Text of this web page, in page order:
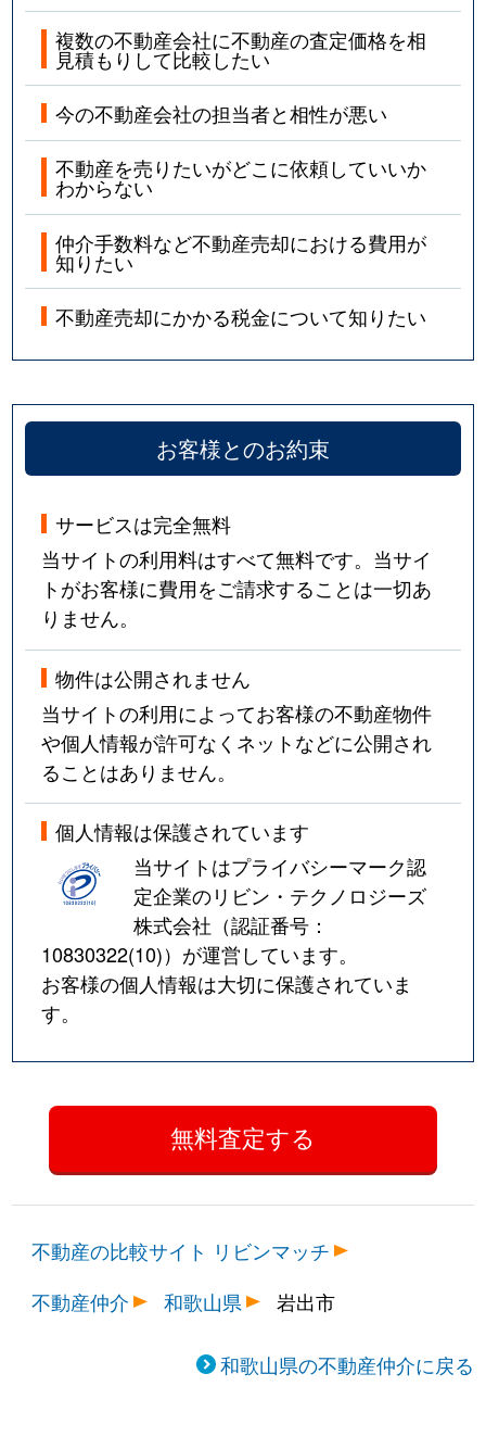
複数の不動産会社に不動産の査定価格を相
見積もりして比較したい
今の不動産会社の担当者と相性が悪い
不動産を売りたいがどこに依頼していいか
わからない
仲介手数料など不動産売却における費用が
知りたい
不動産売却にかかる税金について知りたい
お客様とのお約束
サービスは完全無料
当サイトの利用料はすべて無料です。当サイ
トがお客様に費用をご請求することは一切あ
りません。
物件は公開されません
当サイトの利用によってお客様の不動産物件
や個人情報が許可なくネットなどに公開され
ることはありません。
個人情報は保護されています
当サイトはプライバシーマーク認
定企業のリビン・テクノロジーズ
株式会社（認証番号：
10830322(10)）が運営しています。
お客様の個人情報は大切に保護されていま
す。
不動産の比較サイト リビンマッチ
不動産仲介
和歌山県 岩出市
和歌山県の不動産仲介に戻る